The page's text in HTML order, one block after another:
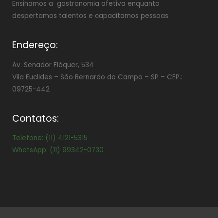
Ensinamos a gastronomia afetiva enquanto
despertamos talentos e capacitamos pessoas.
Endereço:
Av. Senador Fláquer, 534
Vila Euclides – São Bernardo do Campo – SP – CEP.:
09725-442
Contatos:
Telefone: (11) 4121-5315
WhatsApp: (11) 99342-0730